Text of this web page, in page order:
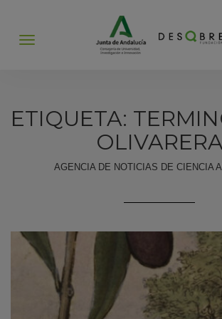
Abrir
ETIQUETA:
OLIVARERA
AGENCIA DE NOTICIAS DE CIENCIA